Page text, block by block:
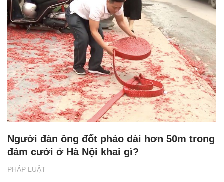
PHÁP LUẬT
Người đàn ông đốt pháo dài hơn 50m trong
đám cưới ở Hà Nội khai gì?